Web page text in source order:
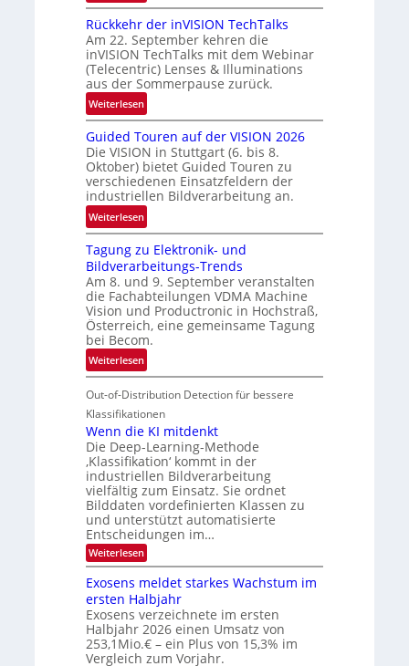
d
e
s
‘
U
n
b
e
g
r
e
z
t
e
M
ö
g
l
i
c
h
k
e
i
t
e
Rückkehr der inVISION TechTalks
Am 22. September kehren die
inVISION TechTalks mit dem Webinar
(Telecentric) Lenses & Illuminations
aus der Sommerpause zurück.
Weiterlesen:
R
ü
c
k
k
e
h
d
e
r
i
n
V
I
S
I
O
N
T
e
c
h
T
a
l
k
s
Guided Touren auf der VISION 2026
Die VISION in Stuttgart (6. bis 8.
Oktober) bietet Guided Touren zu
verschiedenen Einsatzfeldern der
industriellen Bildverarbeitung an.
Weiterlesen:
G
u
i
d
e
d
T
o
u
r
a
u
d
e
r
V
I
S
I
O
N
2
Tagung zu Elektronik- und
Bildverarbeitungs-Trends
Am 8. und 9. September veranstalten
die Fachabteilungen VDMA Machine
Vision und Productronic in Hochstraß,
Österreich, eine gemeinsame Tagung
bei Becom.
Weiterlesen:
T
a
g
u
n
g
z
u
E
l
e
k
t
r
o
n
i
Out-of-Distribution Detection für bessere
Klassifikationen
Wenn die KI mitdenkt
Die Deep-Learning-Methode
‚Klassifikation‘ kommt in der
industriellen Bildverarbeitung
vielfältig zum Einsatz. Sie ordnet
Bilddaten vordefinierten Klassen zu
und unterstützt automatisierte
Entscheidungen im…
Weiterlesen:
W
n
n
d
i
e
K
Exosens meldet starkes Wachstum im
ersten Halbjahr
Exosens verzeichnete im ersten
Halbjahr 2026 einen Umsatz von
253,1Mio.€ – ein Plus von 15,3% im
Vergleich zum Vorjahr.